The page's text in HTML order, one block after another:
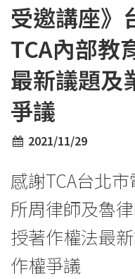
受邀講座》
TCA內部教
最新議題及
爭議
2021/11/29
感謝TCA台北
所周律師及魯
授著作權法最
作權爭議